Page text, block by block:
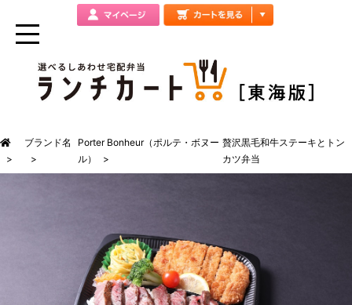
ブランド名
Porter Bonheur（ポルテ・ボヌー
ル）
贅沢黒毛和牛ステーキとトン
カツ弁当